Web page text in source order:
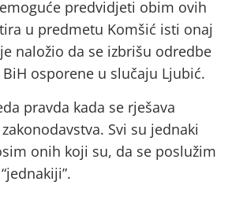
predvidjeti obim ovih
u predmetu Komšić isti onaj
naložio da se izbrišu odredbe
osporene u slučaju Ljubić.
pravda kada se rješava
Svi su jednaki
onih koji su, da se poslužim